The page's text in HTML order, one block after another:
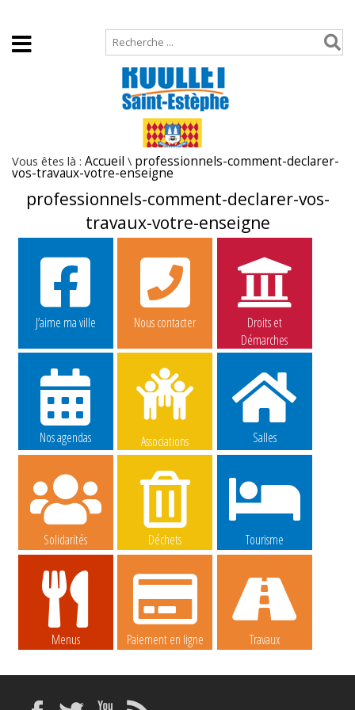
Vous êtes là : Accueil \ professionnels-comment-declarer-
vos-travaux-votre-enseigne
professionnels-comment-declarer-vos-
travaux-votre-enseigne
J’aime ma ville Nous contacter
Droits et
Démarches
Nos agendas Associations Salles
Solidarités Déchets Tourisme
Menus Paiement en ligne Travaux